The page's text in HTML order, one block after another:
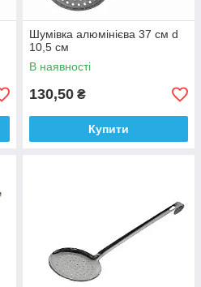
Шумівка алюмінієва 37 см d
10,5 см
В наявності
130,50 ₴
Купити